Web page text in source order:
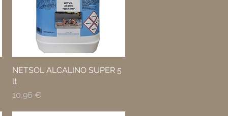
NETSOL ALCALINO SUPER 5
lt
Prezzo
10,96 €